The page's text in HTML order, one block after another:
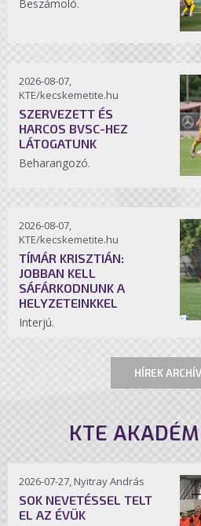
Beszámoló.
2026-08-07,
KTE/kecskemetite.hu
SZERVEZETT ÉS
HARCOS BVSC-HEZ
LÁTOGATUNK
Beharangozó.
2026-08-07,
KTE/kecskemetite.hu
TÍMÁR KRISZTIÁN:
JOBBAN KELL
SÁFÁRKODNUNK A
HELYZETEINKKEL
Interjú.
HÍREK
KTE
2026-07-27, Nyitray András
SOK NEVETÉSSEL TELT
EL AZ ÉVÜK